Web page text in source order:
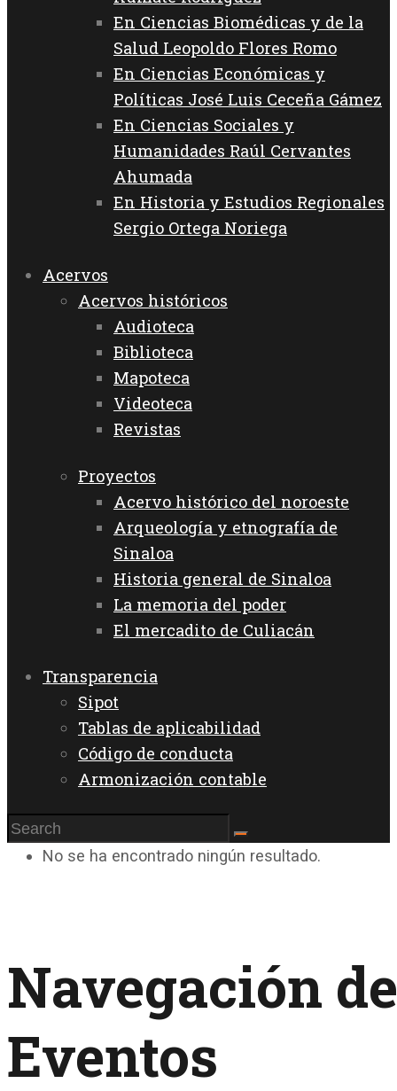
En Ciencias Biomédicas y de la
Salud Leopoldo Flores Romo
En Ciencias Económicas y
Políticas José Luis Ceceña Gámez
En Ciencias Sociales y
Humanidades Raúl Cervantes
Ahumada
En Historia y Estudios Regionales
Sergio Ortega Noriega
Acervos
Acervos históricos
Audioteca
Biblioteca
Mapoteca
Videoteca
Revistas
Proyectos
Acervo histórico del noroeste
Arqueología y etnografía de
Sinaloa
Historia general de Sinaloa
La memoria del poder
El mercadito de Culiacán
Transparencia
Sipot
Tablas de aplicabilidad
Código de conducta
Armonización contable
No se ha encontrado ningún resultado.
Navegación
Eventos